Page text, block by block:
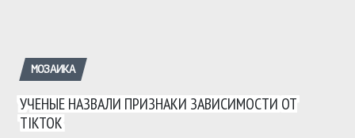
МОЗАИКА
УЧЕНЫЕ НАЗВАЛИ ПРИЗНАКИ ЗАВИСИМОСТИ ОТ
TIKTOK